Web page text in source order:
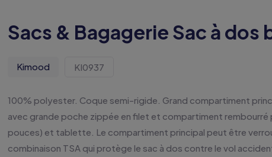
Sacs & Bagagerie Sac à dos
Kimood KI0937
100% polyester. Coque semi-rigide. Grand compartiment
avec grande poche zippée en filet et compartiment rembourré
pouces) et tablette. Le compartiment principal peut être
combinaison TSA qui protège le sac à dos contre le vol